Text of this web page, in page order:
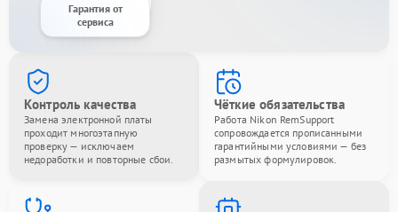
Гарантия от
сервиса
Контроль качества
Замена электронной платы
проходит многоэтапную
проверку — исключаем
недоработки и повторные сбои.
Чёткие обязательства
Работа Nikon RemSupport
сопровождается прописанными
гарантийными условиями — без
размытых формулировок.